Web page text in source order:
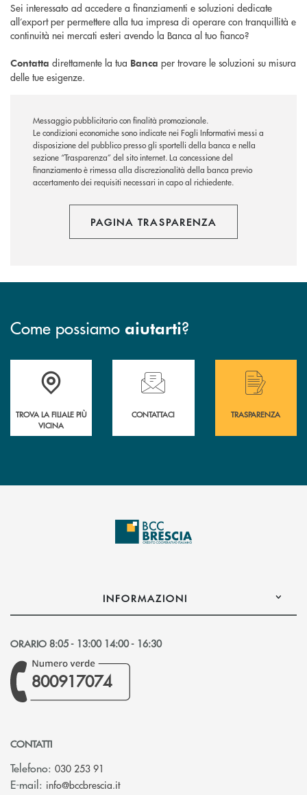
Sei interessato ad accedere a finanziamenti e soluzioni dedicate
all’export per permettere alla tua impresa di operare con tranquillità e
continuità nei mercati esteri avendo la Banca al tuo fianco?
Contatta direttamente la tua Banca per trovare le soluzioni su misura
delle tue esigenze.
Messaggio pubblicitario con finalità promozionale.
Le condizioni economiche sono indicate nei Fogli Informativi messi a
disposizione del pubblico presso gli sportelli della banca e nella
sezione “Trasparenza” del sito internet.La concessione del
finanziamento è rimessa alla discrezionalità della banca previo
accertamento dei requisiti necessari in capo al richiedente.
PAGINA TRASPARENZA
Come possiamo aiutarti?
Accedi all' elenco completo delle filiali .
TROVA LA FILIALE PIÙ
VICINA
Hai bisogno di assistenza immediata?
CONTATTACI
Hai bisogno di
TRASPARENZA
INFORMAZIONI
ORARIO 8:05 - 13:00 14:00 - 16:30
800917074
CONTATTI
Telefono: 030 253 91
E-mail: info@bccbrescia.it(si apre l’app di posta elettronica)